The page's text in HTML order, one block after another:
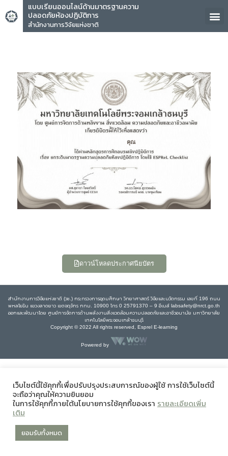
แบบเรียนออนไลน์ด้านมาตรฐานความ
ปลอดภัยห้องปฏิบัติการ
สำนักงานการวิจัยแห่งชาติ
คุณ
ดาวน์โหลดประกาศนียบัตร
สำนักงานการวิจัยแห่งชาติ (วช.) กระทรวงการอุดมศึกษา วิทยาศาสตร์ วิจัยและนวัตกรรม เลขที่ 196 ถนน
พหลโยธิน แขวงลาดยาว เขตจตุจักร กทม. 10900 โทร 0 25791370 – 9 อีเมล์ labsafety@nrct.go.th
ออกและพัฒนาโดย ศูนย์การจัดการด้านพลังงานสิ่งแวดล้อมความปลอดภัยและอาชีวอนามัย มหาวิทยาลัย
เทคโนโลยีพระจอมเกล้าธนบุรี
Copyright © 2022 All rights reserved, Esprel E-learning
Powered by
เว็บไซต์นี้ใช้คุกกี้เพื่อปรับปรุงประสบการณ์ของผู้ใช้ การใช้เว็บไซต์นี้
จะถือว่าคุณให้ความยินยอม
ในการใช้คุกกี้ภายใต้นโยบายการใช้คุกกี้ของเรา รายละเอียดเพิ่ม
เติม
ยอมรับทั้งหมด